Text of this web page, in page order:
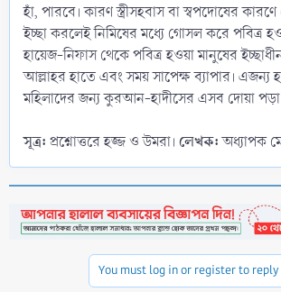
হাঁ, পারবে। কারণ স্ত্রীসহবাস বা স্বপদোষের
ইচ্ছা করলেই নিমিষের মধ্যে গোসল করে পবিত্র
হায়েজ-নিফাস থেকে পবিত্র হওয়া মানুষের
আল্লাহর হাতে এবং সময় সাপেক্ষ ব্যাপার। এজন্য
মহিলাদের জন্য কুরআন-হাদীসের এসব দোয়া
সূত্র: প্রশ্নোত্তরে হজ্জ ও উমরা। লেখক:অধ্যাপক
You must log in or register to reply